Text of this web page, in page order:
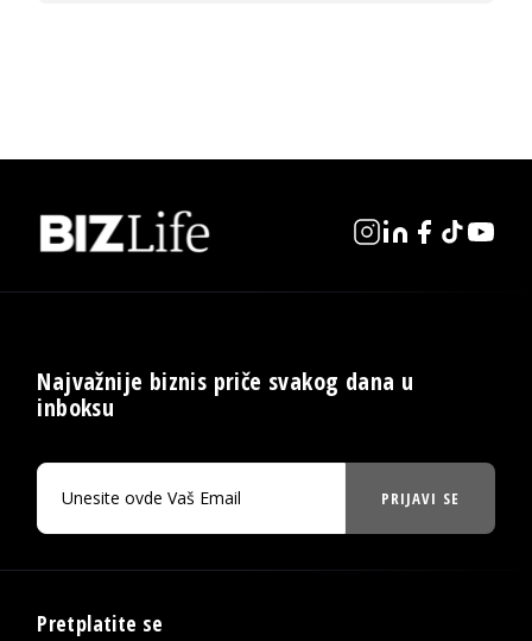
Najvažnije biznis priče svakog dana u
inboksu
PRIJAVI SE
Pretplatite se